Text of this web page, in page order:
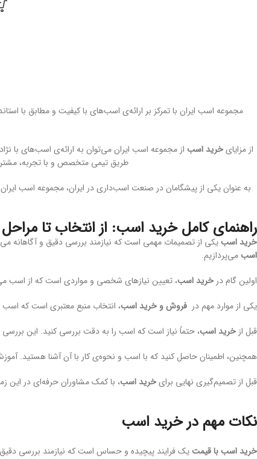
مجموعه اسب ایران با تمرکز بر ارائه‌ی اسب‌های با کیفیت و مطابق با
از مزایایخرید اسب از مجموعه اسب ایران می‌توان به ارائه‌ی اسب‌های با
طریق تیمی متخصص و با تجربه،
به عنوان یکی از پیشگامان در صنعت اسب‌داری در ایران، مجموعه اسب
راهنمای کامل خرید اسب: از انتخاب تا
خرید اسبیکی از تصمیمات مهمی است که نیازمند بررسی دقیق و آگاهانه
اسبمی‌پردازیم.
اولین گام در خرید اسب، تعیین نیازهای شخصی و مواردی است که از اسب
یکی از موارد مهم در فروش و خرید اسب، انتخاب منبع معتبری است که اسب
قبل از خرید اسب، حتماً نیاز است که اسب را به دقت بررسی کنید. این
همچنین، اطمینان حاصل کنید که با اسب و نحوه‌ی کار با آن آشنا هستید.
قبل از تصمیم‌گیری نهایی برایخرید اسب، با کمک مشاوران حرفه‌ای در این
نکات مهم در خرید اسب
خرید اسب با قیمتیک فرایند پیچیده و حساس است که نیازمند بررسی دقیق